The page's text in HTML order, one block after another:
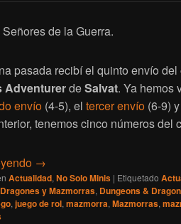
de la Guerra.
pasada recibí el quinto envío
AdventurerdeSalvat. Ya hemos
envío (4-5), el tercer envío (6-9)
tenemos cinco números del
[Dungeons and Dragons
→
Actualidad,No Solo Minis | Etiquetado
Dragones y Mazmorras, Dungeons &
,juego de rol,mazmorra,Mazmorras,